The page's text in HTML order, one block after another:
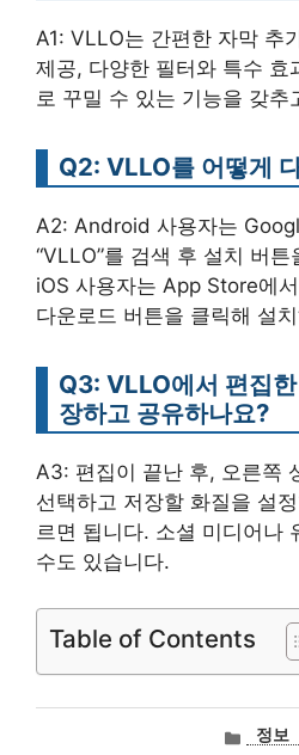
A1: VLLO는 간편한 자막 추
제공, 다양한 필터와 특수 효
로 꾸밀 수 있는 기능을 갖추
Q2: VLLO를 어떻게
A2: Android 사용자는
“VLLO”를 검색 후 설치 버
iOS 사용자는 App Store에
다운로드 버튼을 클릭해 설
Q3: VLLO에서 편집
장하고 공유하나요?
A3: 편집이 끝난 후, 오른쪽
선택하고 저장할 화질을 설
르면 됩니다. 소셜 미디어나
수도 있습니다.
Table of Contents
카정보